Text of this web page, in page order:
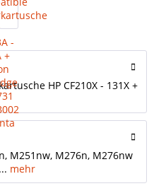
HP CF210X - 131X +
M251nw, M276n, M276nw
mehr